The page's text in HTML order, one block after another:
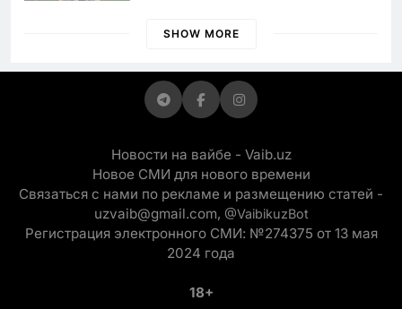
просить «кашу без сахара»
SHOW MORE
Новости на вайбе - Vaib.uz
Новое СМИ для нового времени
Связаться с нами по рекламе и размещению статей -
uzvaib@gmail.com, @VaibikuzBot
Регистрация электронного СМИ: №274375 от 13 мая
2024 года
18+